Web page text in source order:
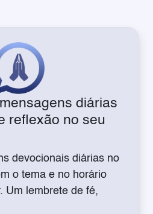
diárias
reflexão no seu
devocionais diárias no
o tema e no horário
Um lembrete de fé,